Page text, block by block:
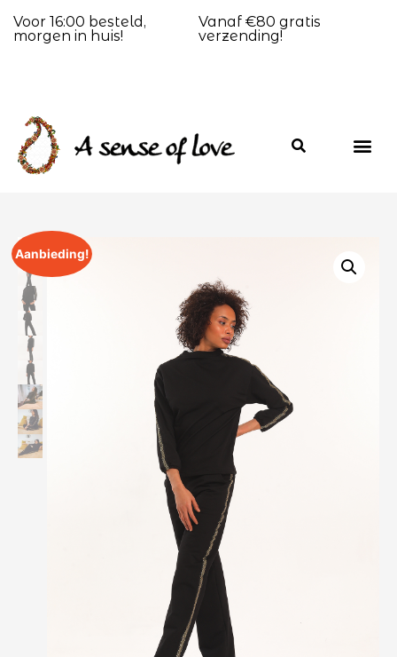
Voor 16:00 besteld,
morgen in huis!
Vanaf €80 gratis
verzending!
Aanbieding!